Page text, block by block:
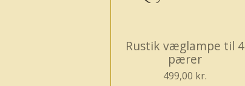
Rustik væglampe til 4
pærer
499,00 kr.